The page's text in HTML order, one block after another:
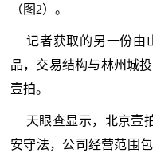
（图2）。
记者获取的另一份由
品，交易结构与林州城
壹拍。
天眼查显示，北京壹
安守法，公司经营范围